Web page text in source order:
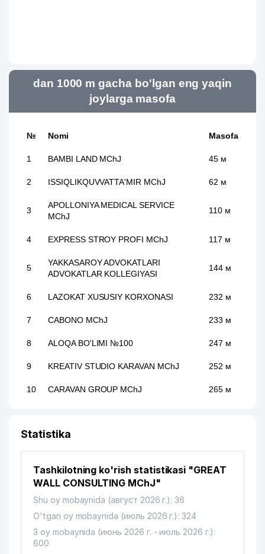
dan 1000 m gacha bo'lgan eng yaqin
joylarga masofa
№ Nomi Masofa
1 BAMBI LAND MChJ 45 м
2 ISSIQLIKQUVVATTA'MIR MChJ 62 м
3
APOLLONIYA MEDICAL SERVICE
MChJ
110 м
4 EXPRESS STROY PROFI MChJ 117 м
5
YAKKASAROY ADVOKATLARI
ADVOKATLAR KOLLEGIYASI
144 м
6 LAZOKAT XUSUSIY KORXONASI 232 м
7 CABONO MChJ 233 м
8 ALOQA BO'LIMI №100 247 м
9 KREATIV STUDIO KARAVAN MChJ 252 м
10 CARAVAN GROUP MChJ 265 м
12
AVDET KRIM TATAR MILLIY
13
O'ZBEKISTON EVREY MILLIY
MADANIYAT MARKAZI
365 м
14 QUYOSH-KONSAL MChJ
15 MH TEXTILE CONSULTING MChJ 420 м
Statistika
Tashkilotning ko'rish statistikasi "GREAT
WALL CONSULTING MChJ"
Shu oy mobaynida (август 2026 г.): 36
O'tgan oy mobaynida (июль 2026 г.): 324
3 oy mobaynida (июнь 2026 г. - июль 2026 г.):
600